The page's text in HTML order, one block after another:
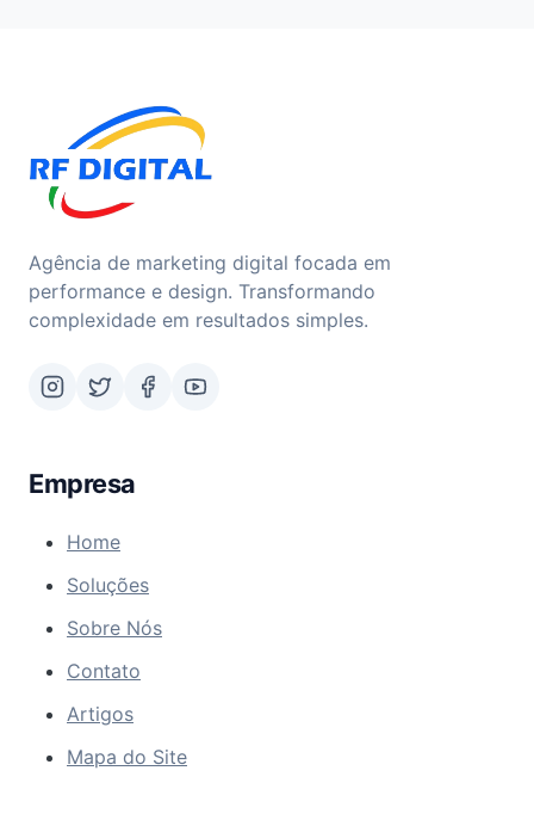
Agência de marketing digital focada em
performance e design. Transformando
complexidade em resultados simples.
Empresa
Home
Soluções
Sobre Nós
Contato
Artigos
Mapa do Site